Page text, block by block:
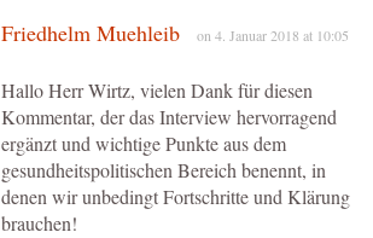
Friedhelm Muehleib on 4. Januar 2018 at 10:05
Hallo Herr Wirtz, vielen Dank für diesen
Kommentar, der das Interview hervorragend
ergänzt und wichtige Punkte aus dem
gesundheitspolitischen Bereich benennt, in
denen wir unbedingt Fortschritte und Klärung
brauchen!